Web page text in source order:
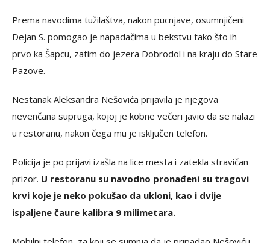
Prema navodima tužilaštva, nakon pucnjave, osumnjičeni
Dejan S. pomogao je napadačima u bekstvu tako što ih
prvo ka Šapcu, zatim do jezera Dobrodol i na kraju do Stare
Pazove.
Nestanak Aleksandra Nešovića prijavila je njegova
nevenčana supruga, kojoj je kobne večeri javio da se nalazi
u restoranu, nakon čega mu je isključen telefon.
Policija je po prijavi izašla na lice mesta i zatekla stravičan
prizor. U restoranu su navodno pronađeni su tragovi
krvi koje je neko pokušao da ukloni, kao i dvije
ispaljene čaure kalibra 9 milimetara.